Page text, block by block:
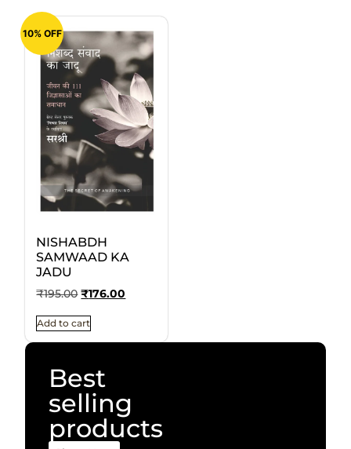
10% OFF
NISHABDH
SAMWAAD KA
JADU
₹195.00 ₹176.00
Add to cart
Best
selling
products